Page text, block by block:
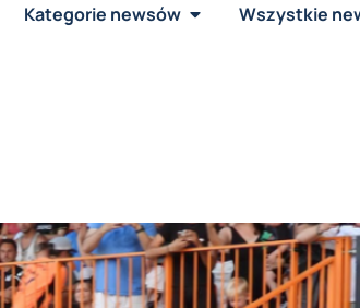
Kategorie newsów Wszystkie